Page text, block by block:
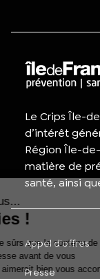
Le Crips Île-
d’intérêt
Région Île-
matière de
santé, ainsi
Appel d'offres
Presse